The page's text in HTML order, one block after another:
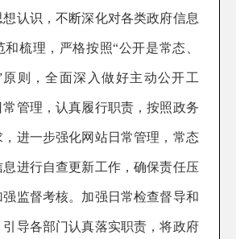
认识，不断深化对各类政府信息
梳理，严格按照“公开是常态、
则，全面深入做好主动公开工
常管理，认真履行职责，按照政务
进一步强化网站日常管理，常态
进行自查更新工作，确保责任压
强监督考核。加强日常检查督导和
引导各部门认真落实职责，将政府